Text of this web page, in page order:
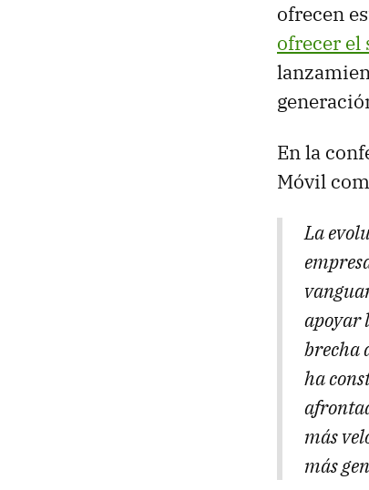
ofrecen
ofrecer el
En la
Móvil
La
apoyar
brecha
ha
más
más